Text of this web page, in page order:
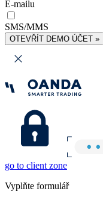
E-mailu
SMS/MMS
OTEVŘÍT DEMO ÚČET »
go to client zone
Vyplňte formulář